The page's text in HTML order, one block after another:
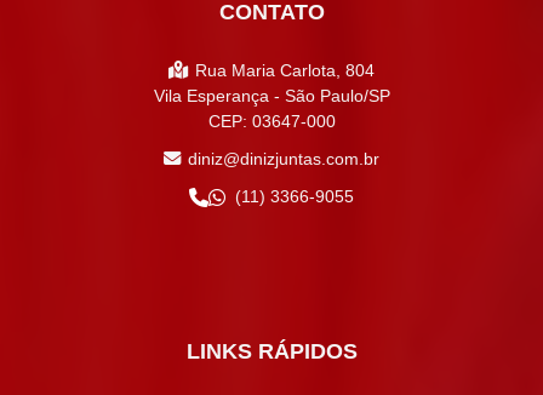
CONTATO
Rua Maria Carlota, 804
Vila Esperança - São Paulo/SP
CEP: 03647-000
diniz@dinizjuntas.com.br
(11) 3366-9055
LINKS RÁPIDOS